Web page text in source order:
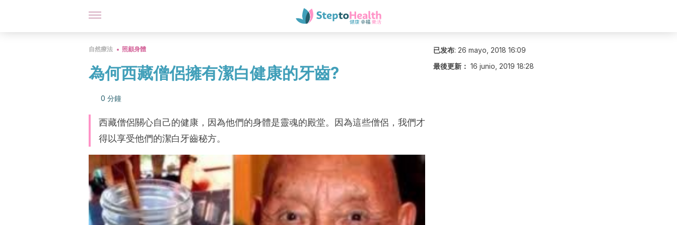
自然療法 照顧身體
為何西藏僧侶擁有潔白健康的牙齒?
0 分鐘
西藏僧侶關心自己的健康，因為他們的身體是靈魂的殿堂。因為這些僧侶，我們才
得以享受他們的潔白牙齒秘方。
已发布: 26 mayo, 2018 16:09
最後更新： 16 junio, 2019 18:28